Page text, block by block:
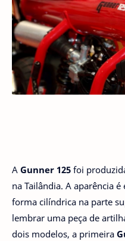
A Gunner 125 foi
na Tailândia. A aparência
forma cilíndrica na parte
lembrar uma peça de
dois modelos, a primeira